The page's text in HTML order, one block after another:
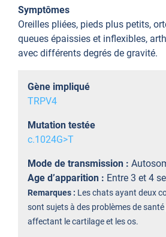
Symptômes
Oreilles pliées, pieds plus petits,
queues épaissies et inflexibles,
avec différents degrés de gravité.
Gène impliqué
TRPV4
Mutation testée
c.1024G>T
Mode de transmission :
Age d’apparition : Entre 3 et 4
Remarques : Les chats ayant deux
sont sujets à des problèmes de
affectant le cartilage et les os.